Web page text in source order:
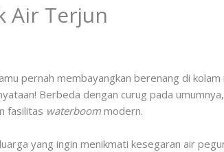
Air Terjun
pernah membayangkan berenang di
Berbeda dengan curug pada
fasilitas waterboom modern.
yang ingin menikmati kesegaran air